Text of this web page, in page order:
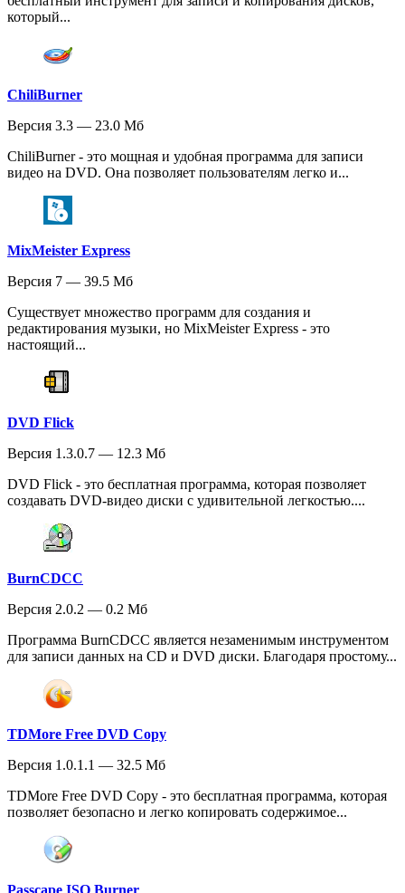
который...
ChiliBurner
Версия 3.3 — 23.0 Мб
ChiliBurner - это мощная и удобная программа для записи
видео на DVD. Она позволяет пользователям легко и...
MixMeister Express
Версия 7 — 39.5 Мб
Существует множество программ для создания и
редактирования музыки, но MixMeister Express - это
настоящий...
DVD Flick
Версия 1.3.0.7 — 12.3 Мб
DVD Flick - это бесплатная программа, которая позволяет
создавать DVD-видео диски с удивительной легкостью....
BurnCDCC
Версия 2.0.2 — 0.2 Мб
Программа BurnCDCC является незаменимым инструментом
для записи данных на CD и DVD диски. Благодаря простому...
TDMore Free DVD Copy
Версия 1.0.1.1 — 32.5 Мб
TDMore Free DVD Copy - это бесплатная программа, которая
позволяет безопасно и легко копировать содержимое...
Passcape ISO Burner